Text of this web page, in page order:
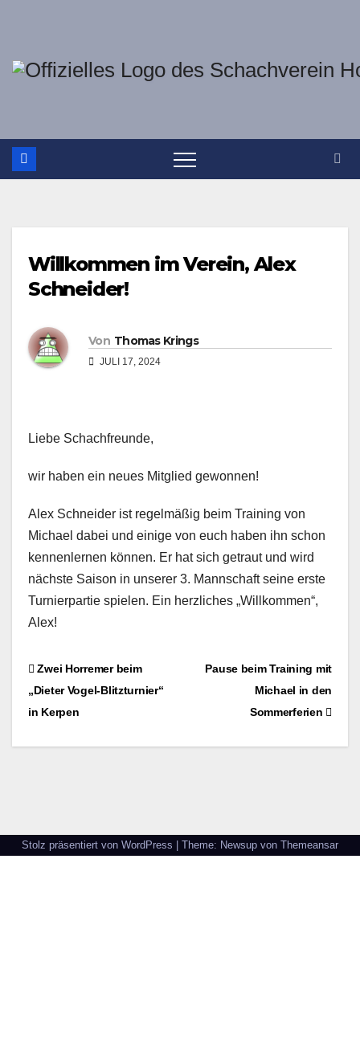
springen
Willkommen im Verein, Alex
Schneider!
Von Thomas Krings
JULI 17, 2024
Liebe Schachfreunde,
wir haben ein neues Mitglied gewonnen!
Alex Schneider ist regelmäßig beim Training von
Michael dabei und einige von euch haben ihn schon
kennenlernen können. Er hat sich getraut und wird
nächste Saison in unserer 3. Mannschaft seine erste
Turnierpartie spielen. Ein herzliches „Willkommen“,
Alex!
BeitragsnavigationPause beim Training mit
Michael in den
Sommerferien
Zwei Horremer beim
„Dieter Vogel-Blitzturnier“
in Kerpen
Stolz präsentiert von WordPress Theme: Newsup von Themeansar